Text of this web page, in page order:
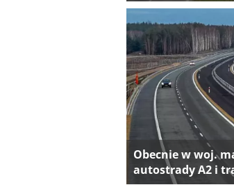
Obecnie w woj.
autostrady A2 i